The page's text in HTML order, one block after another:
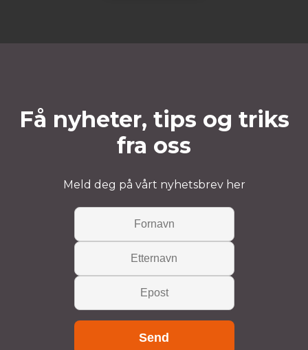
Få nyheter, tips og triks
fra oss
Meld deg på vårt nyhetsbrev her
Send